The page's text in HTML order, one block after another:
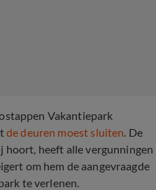
Vakantiepark
de deuren moest sluiten. De
hoort, heeft alle vergunningen
om hem de aangevraagde
te verlenen.